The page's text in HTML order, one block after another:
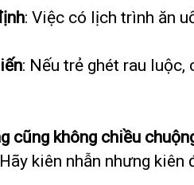
: Việc có lịch trình ăn
: Nếu trẻ ghét rau
cũng không chiều
kiên nhẫn nhưng kiên